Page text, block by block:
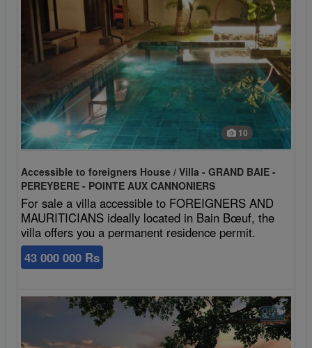
10
Accessible to foreigners House / Villa - GRAND BAIE -
PEREYBERE - POINTE AUX CANNONIERS
For sale a villa accessible to FOREIGNERS AND
MAURITICIANS ideally located in Bain Bœuf, the
villa offers you a permanent residence permit.
43 000 000 Rs